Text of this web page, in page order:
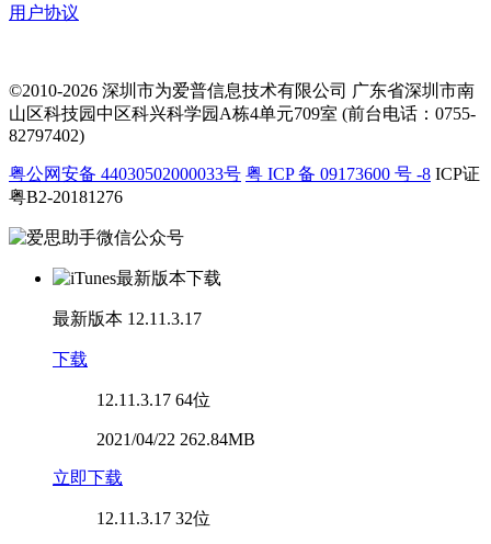
用户协议
©2010-2026 深圳市为爱普信息技术有限公司 广东省深圳市南
山区科技园中区科兴科学园A栋4单元709室 (前台电话：0755-
82797402)
粤公网安备 44030502000033号 粤 ICP 备 09173600 号 -8 ICP证
粤B2-20181276
最新版本 12.11.3.17
下载
12.11.3.17 64位
2021/04/22 262.84MB
立即下载
12.11.3.17 32位